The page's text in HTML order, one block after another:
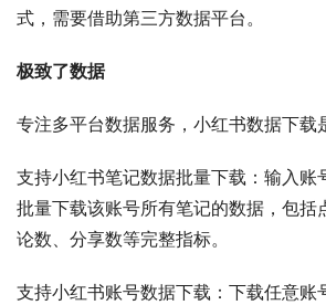
式，需要借助第三方数据平台。
极致了数据
专注多平台数据服务，小红书数据下载
支持小红书笔记数据批量下载：输入账
批量下载该账号所有笔记的数据，包括
论数、分享数等完整指标。
支持小红书账号数据下载：下载任意账